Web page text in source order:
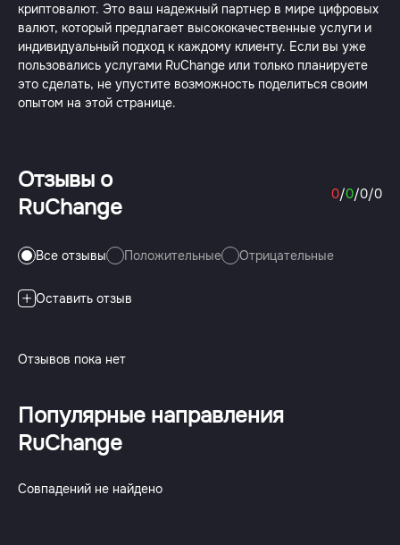
криптовалют. Это ваш надежный партнер в мире цифровых
валют, который предлагает высококачественные услуги и
индивидуальный подход к каждому клиенту. Если вы уже
пользовались услугами RuChange или только планируете
это сделать, не упустите возможность поделиться своим
опытом на этой странице.
Отзывы о
RuChange
0/0/0/0
Все отзывы Положительные Отрицательные
Оставить отзыв
Отзывов пока нет
Популярные направления
RuChange
Совпадений не найдено